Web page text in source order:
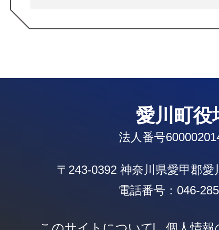
愛川町役
法人番号
〒243-0392 神奈川県愛甲郡愛
電話番号：046-